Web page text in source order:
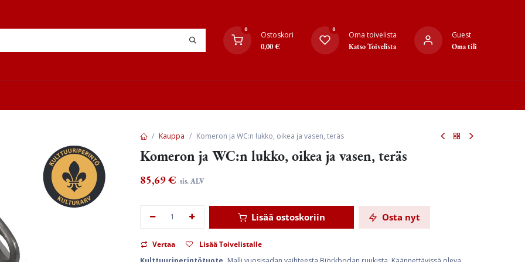
0
Ostoskori
0,00€
0
Oma toivelista
Katso Toivelista
Guest
Oma tili
Kauppa Komeron ja WC:n lukko, oikea ja vasen, teräs
Komeron ja WC:n lukko, oikea ja vasen, teräs
85,69€ sis. ALV
Lisää ostoskoriin Osta nyt
Vertaa
Lisää Toivelistalle